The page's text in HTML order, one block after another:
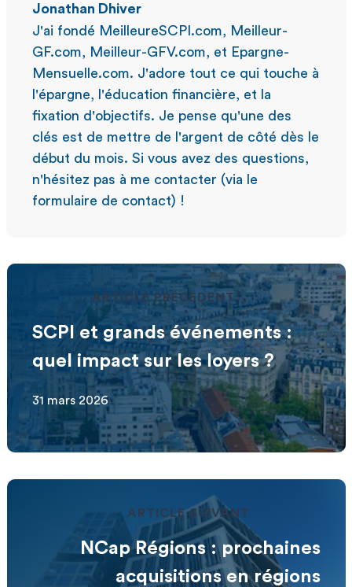
Jonathan Dhiver
J'ai fondé MeilleureSCPI.com, Meilleur-
GF.com, Meilleur-GFV.com, et Epargne-
Mensuelle.com. J'adore tout ce qui touche à
l'épargne, l'éducation financière, et la
fixation d'objectifs. Je pense qu'une des
clés est de mettre de l'argent de côté dès le
début du mois. Si vous avez des questions,
n'hésitez pas à me contacter (via le
formulaire de contact) !
ARTICLE PRÉCÉDENT
SCPI et grands événements :
quel impact sur les loyers ?
31 mars 2026
ARTICLE SUIVANT
NCap Régions : prochaines
acquisitions en régions